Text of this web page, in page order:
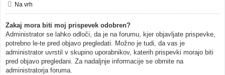
Na vrh
Zakaj mora biti moj prispevek odobren?
Administrator se lahko odloči, da je na forumu, kjer objavljate prispevke,
potrebno le-te pred objavo pregledati. Možno je tudi, da vas je
administrator uvrstil v skupino uporabnikov, katerih prispevki morajo biti
pred objavo pregledani. Za nadaljnje informacije se obrnite na
administratorja foruma.